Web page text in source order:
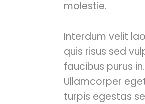
molestie.
Interdum velit
quis risus sed
faucibus purus
Ullamcorper
turpis egestas